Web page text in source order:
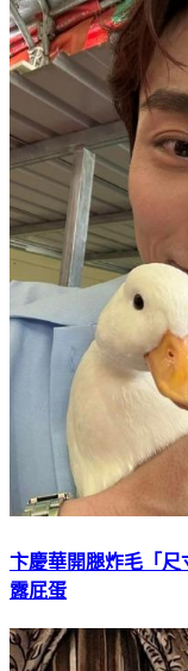
卞慶華開腿炸毛「
露屁蛋